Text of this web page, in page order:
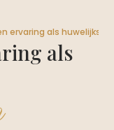
ervaring als
als